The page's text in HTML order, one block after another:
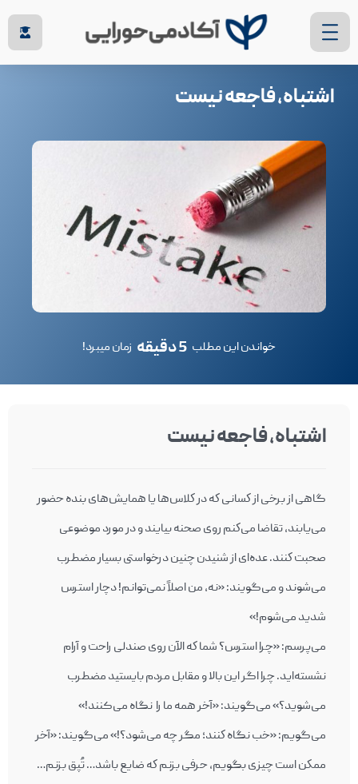
اشتباه، فاجعه نیست
خواندن این مطلب 5 دقیقه زمان میبرد!
اشتباه، فاجعه نیست
گاهی از برخی از كسانی كه در كلاس‌ها يا همايش‌های بنده حضور
می‌یابند، تقاضا می‌كنم روی صحنه بيايند و در مورد موضوعی
صحبت كنند. عده‌ای از شنیدن چنین درخواستی بسيار مضطرب
می‌شوند و می‌گويند: «نه، من اصلاً نمی‌توانم! دچار استرس
شدید می‌شوم!»
می‌پرسم: «چرا استرس؟ شما كه الآن روی صندلی راحت و آرام
نشسته‌ايد. چرا اگر اين بالا و مقابل مردم بايستيد مضطرب
می‌شويد؟» می‌گويند: «آخر همه ما را نگاه می‌کنند!»
می‌گويم: «خب نگاه كنند؛ مگر چه می‌شود؟!» می‌گويند: «آخر
ممكن است چيزی بگویم، حرفی بزنم كه ضايع باشد… تُپق بزنم…